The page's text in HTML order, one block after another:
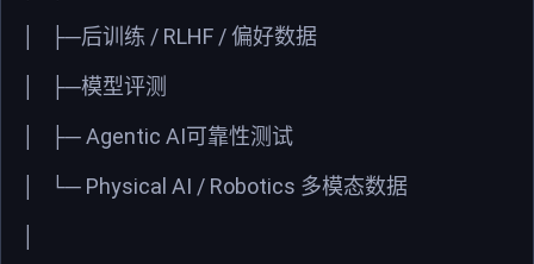
├─后训练 / RLHF / 偏好数据
├─模型评测
├─ Agentic AI可靠性测试
└─ Physical AI / Robotics 多模态数据